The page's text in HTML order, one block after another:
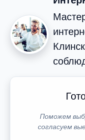
Поможем
согласуем